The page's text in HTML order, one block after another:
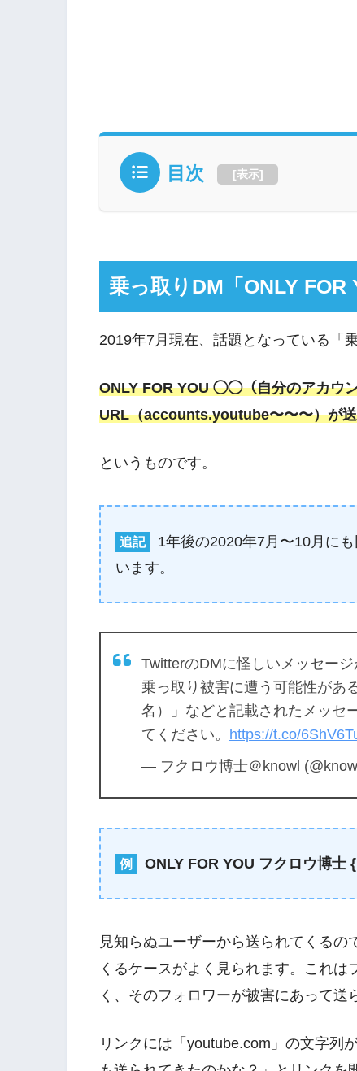
目次 [表示]
乗っ取りDM「ONLY FOR
2019年7月現在、話題となっている「
ONLY FOR YOU ◯◯（自分のアカウ
URL（accounts.youtube〜〜〜）が
というものです。
追記
1年後の2020年7月〜10月に
います。
TwitterのDMに怪しいメッセー
乗っ取り被害に遭う可能性が
名）」などと記載されたメッセ
てください。 https://t.co/
— フクロウ博士＠knowl
例 ONLY FOR YOU フクロウ博士
見知らぬユーザーから送られてくるの
くるケースがよく見られます。これ
く、そのフォロワーが被害にあって送
リンクには「youtube.com」の文字列